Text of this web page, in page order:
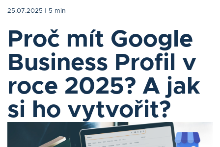
Kontakt
Blog
O nás
Ceník
25.07.2025 | 5 min
Proč mít Google
Business Profil v
roce 2025? A jak
si ho vytvořit?